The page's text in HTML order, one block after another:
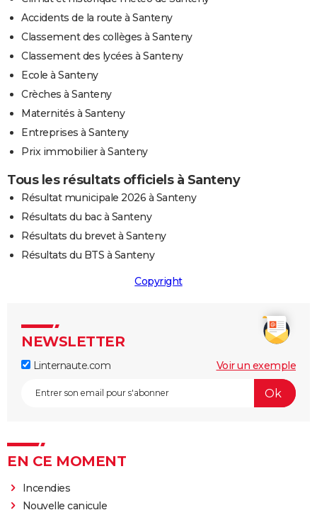
Accidents de la route à Santeny
Classement des collèges à Santeny
Classement des lycées à Santeny
Ecole à Santeny
Crèches à Santeny
Maternités à Santeny
Entreprises à Santeny
Prix immobilier à Santeny
Tous les résultats officiels à Santeny
Résultat municipale 2026 à Santeny
Résultats du bac à Santeny
Résultats du brevet à Santeny
Résultats du BTS à Santeny
Copyright
NEWSLETTER
Linternaute.com Voir un exemple
EN CE MOMENT
Incendies
Nouvelle canicule